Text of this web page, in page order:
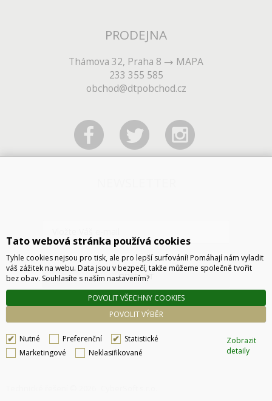
PRODEJNA
Thámova 32, Praha 8
MAPA
233 355 585
obchod@dtpobchod.cz
ODESLAT
Tato webová stránka používá cookies
Tyhle cookies nejsou pro tisk, ale pro lepší surfování! Pomáhají nám vyladit
váš zážitek na webu. Data jsou v bezpečí, takže můžeme společně tvořit
bez obav. Souhlasíte s naším nastavením?
POVOLIT VÝBĚR
POVOLIT VŠECHNY COOKIES
Nutné Preferenční
Statistické
Marketingové
Neklasifikované
Zobrazit
detaily